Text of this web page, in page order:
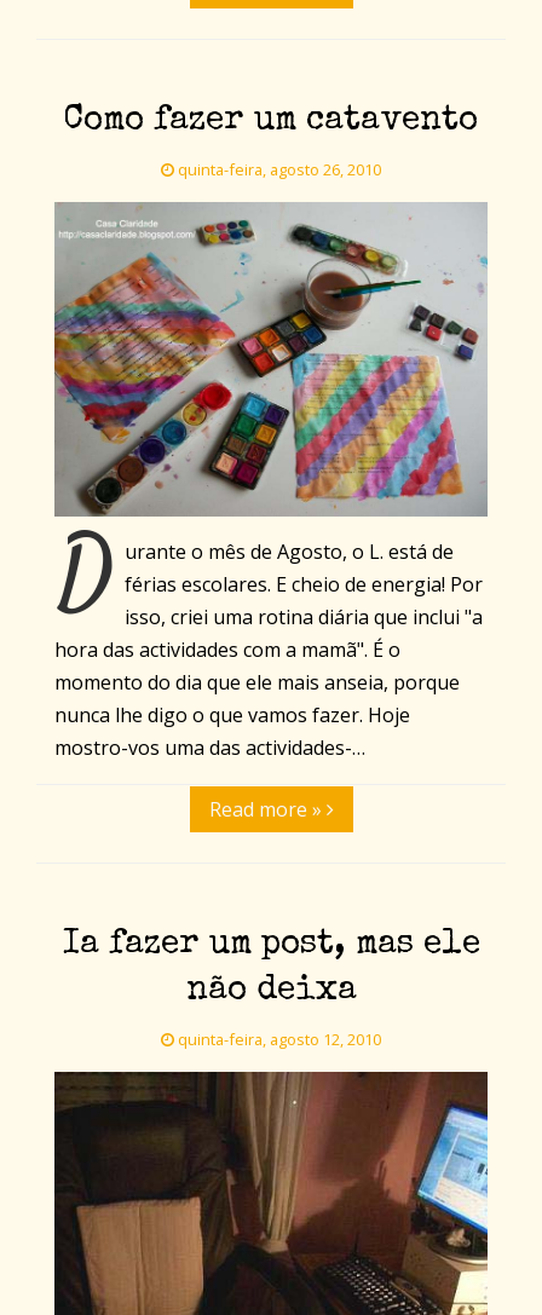
Como fazer um catavento
quinta-feira, agosto 26, 2010
D urante o mês de Agosto, o L. está de
férias escolares. E cheio de energia! Por
isso, criei uma rotina diária que inclui "a
hora das actividades com a mamã". É o
momento do dia que ele mais anseia, porque
nunca lhe digo o que vamos fazer. Hoje
mostro-vos uma das actividades-…
Read more »
Ia fazer um post, mas ele
não deixa
quinta-feira, agosto 12, 2010